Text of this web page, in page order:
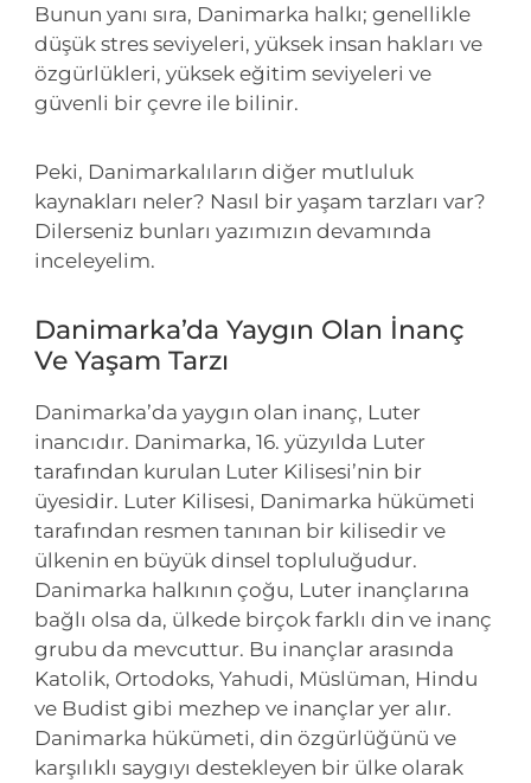
Bunun yanı sıra, Danimarka halkı; genellikle
düşük stres seviyeleri, yüksek insan hakları ve
özgürlükleri, yüksek eğitim seviyeleri ve
güvenli bir çevre ile bilinir.
Peki, Danimarkalıların diğer mutluluk
kaynakları neler? Nasıl bir yaşam tarzları var?
Dilerseniz bunları yazımızın devamında
inceleyelim.
Danimarka’da Yaygın Olan İnanç
Ve Yaşam Tarzı
Danimarka’da yaygın olan inanç, Luter
inancıdır. Danimarka, 16. yüzyılda Luter
tarafından kurulan Luter Kilisesi’nin bir
üyesidir. Luter Kilisesi, Danimarka hükümeti
tarafından resmen tanınan bir kilisedir ve
ülkenin en büyük dinsel topluluğudur.
Danimarka halkının çoğu, Luter inançlarına
bağlı olsa da, ülkede birçok farklı din ve inanç
grubu da mevcuttur. Bu inançlar arasında
Katolik, Ortodoks, Yahudi, Müslüman, Hindu
ve Budist gibi mezhep ve inançlar yer alır.
Danimarka hükümeti, din özgürlüğünü ve
karşılıklı saygıyı destekleyen bir ülke olarak